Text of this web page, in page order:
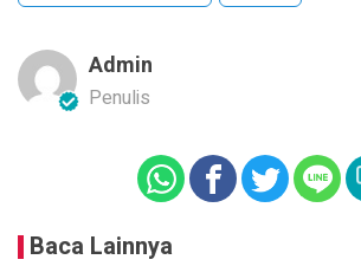
Admin
Penulis
Baca Lainnya